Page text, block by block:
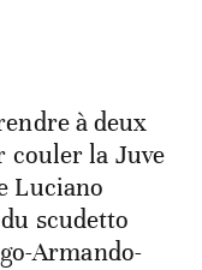
à deux
couler la Juve
Luciano
scudetto
Armando-